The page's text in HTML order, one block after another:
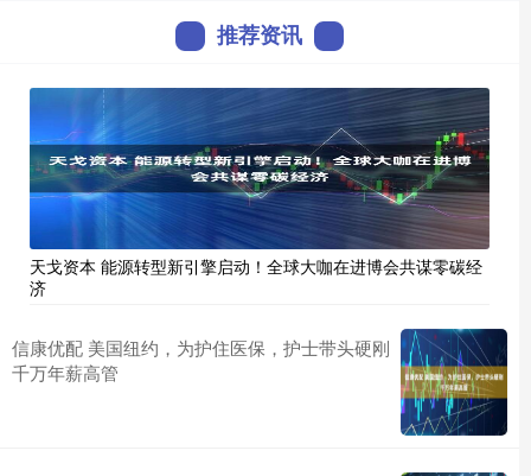
推荐资讯
天戈资本 能源转型新引擎启动！全球大咖在进博会共谋零碳经
济
信康优配 美国纽约，为护住医保，护士带头硬刚
千万年薪高管